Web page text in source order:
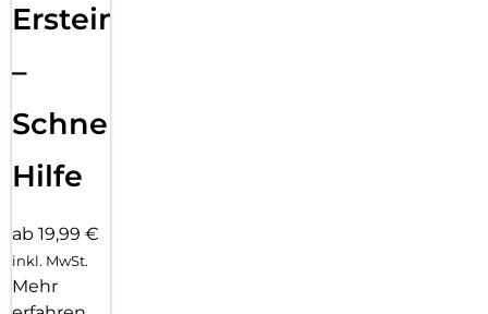
Ersteinrichtung
–
Schnelle
Hilfe
ab 19,99 €
inkl. MwSt.
Mehr